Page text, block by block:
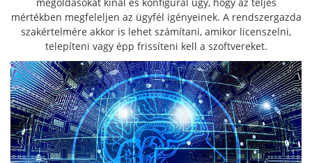
mértékben megfeleljen az ügyfél igényeinek. A rendszergazda
szakértelmére akkor is lehet számítani, amikor licenszelni,
telepíteni vagy épp frissíteni kell a szoftvereket.